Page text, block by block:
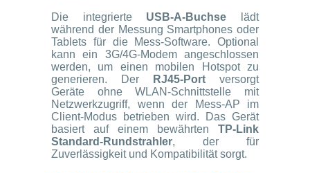
Die integrierte USB-A-Buchse lädt
während der Messung Smartphones oder
Tablets für die Mess-Software. Optional
kann ein 3G/4G-Modem angeschlossen
werden, um einen mobilen Hotspot zu
generieren. Der
RJ45-Port versorgt
Geräte ohne WLAN-Schnittstelle mit
Netzwerkzugriff, wenn der Mess-AP im
Client-Modus betrieben wird. Das Gerät
basiert auf einem bewährten TP-Link
Standard-Rundstrahler, der für
Zuverlässigkeit und Kompatibilität sorgt.